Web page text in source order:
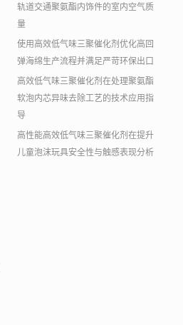
轨道交通聚氨酯内饰件的室内空气质
量
使用高效低气味三聚催化剂优化高回
弹海绵生产流程并满足严苛环保出口
高效低气味三聚催化剂在处理聚氨酯
软泡内芯异味去除工艺的技术应用指
导
高性能高效低气味三聚催化剂在提升
儿童泡沫玩具安全性与触感表现分析